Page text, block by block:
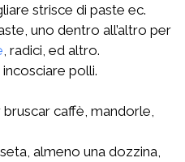
strisce di paste ec.
uno dentro all’altro per
, radici, ed altro.
polli.
caffè, mandorle,
almeno una dozzina,